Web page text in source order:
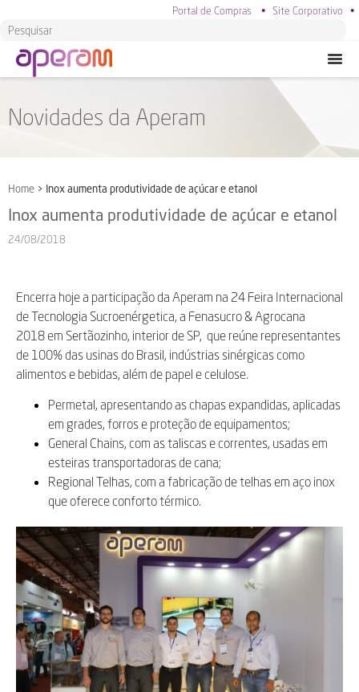
Portal de Compras • Site Corporativo •
Novidades da Aperam
Home > Inox aumenta produtividade de açúcar e etanol
Inox aumenta produtividade de açúcar e etanol
24/08/2018
Encerra hoje a participação da Aperam na 24 Feira Internacional
de Tecnologia Sucroenérgetica, a Fenasucro & Agrocana
2018 em Sertãozinho, interior de SP, que reúne representantes
de 100% das usinas do Brasil, indústrias sinérgicas como
alimentos e bebidas, além de papel e celulose.
Permetal, apresentando as chapas expandidas, aplicadas
em grades, forros e proteção de equipamentos;
General Chains, com as taliscas e correntes, usadas em
esteiras transportadoras de cana;
Regional Telhas, com a fabricação de telhas em aço inox
que oferece conforto térmico.